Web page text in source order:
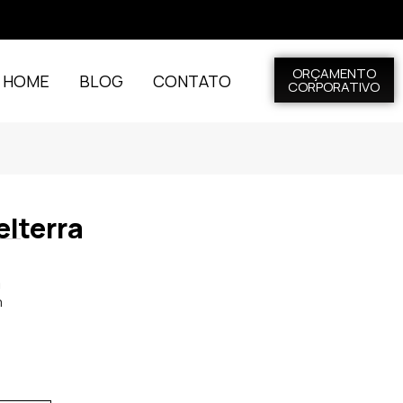
BLOG CONTATO ORÇAMENTO
CORPORATIVO